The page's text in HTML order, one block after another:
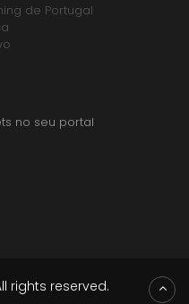
de Portugal
no seu portal
rights reserved.